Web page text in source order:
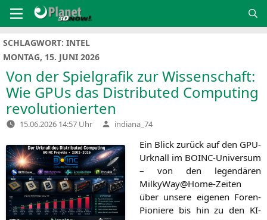
Inhalt
springen
SCHLAGWORT: INTEL
MONTAG, 15. JUNI 2026
Von der Spielgrafik zur Wissenschaft:
Wie GPUs das Distributed Computing
revolutionierten
15.06.2026 14:57 Uhr Verfasst
von
indiana_74
Ein Blick zurück auf den GPU-
Urknall im BOINC-Uni­­ver­­­sum
– von den legen­dä­ren
MilkyWay@Home-Zeiten
über unse­re eige­nen Foren-
Pio­­nie­­re bis hin zu den KI-